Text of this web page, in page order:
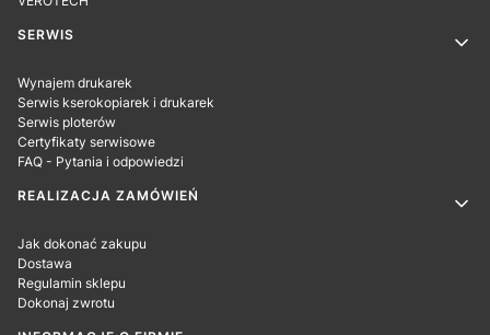
SERWIS
Wynajem drukarek
Serwis kserokopiarek i drukarek
Serwis ploterów
Certyfikaty serwisowe
FAQ - Pytania i odpowiedzi
REALIZACJA ZAMÓWIEŃ
Jak dokonać zakupu
Dostawa
Regulamin sklepu
Dokonaj zwrotu